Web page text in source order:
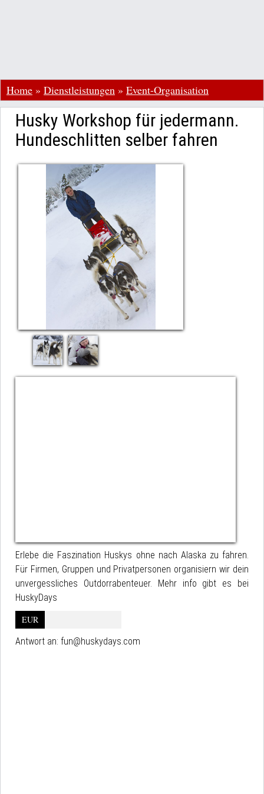
Home » Dienstleistungen » Event-Organisation
Husky Workshop für jedermann.
Hundeschlitten selber fahren
Erlebe die Faszination Huskys ohne nach Alaska zu fahren.
Für Firmen, Gruppen und Privatpersonen organisiern wir dein
unvergessliches Outdorrabenteuer. Mehr info gibt es bei
HuskyDays
EUR
Antwort an: fun@huskydays.com